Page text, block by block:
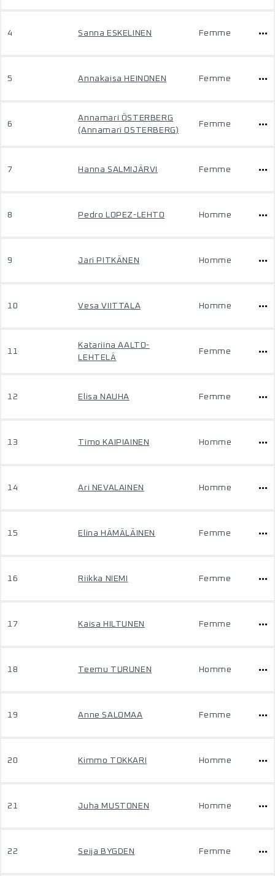
4 Sanna ESKELINEN Femme
5 Annakaisa HEINONEN Femme
6
Annamari ÖSTERBERG
(Annamari OSTERBERG)
Femme
7 Hanna SALMIJÄRVI Femme
8 Pedro LOPEZ-LEHTO Homme
9 Jari PITKÄNEN Homme
10 Vesa VIITTALA Homme
11
Katariina AALTO-
LEHTELÄ
Femme
12 Elisa NAUHA Femme
13 Timo KAIPIAINEN Homme
14 Ari NEVALAINEN Homme
15 Elina HÄMÄLÄINEN Femme
16 Riikka NIEMI Femme
17 Kaisa HILTUNEN Femme
18 Teemu TURUNEN Homme
19 Anne SALOMAA Femme
20 Kimmo TOKKARI Homme
21 Juha MUSTONEN Homme
22 Seija BYGDEN Femme